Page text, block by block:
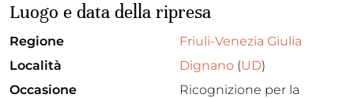
Luogo e data della ripresa
Regione
Friuli-Venezia Giulia
Località
Dignano (UD)
Occasione
Ricognizione per la